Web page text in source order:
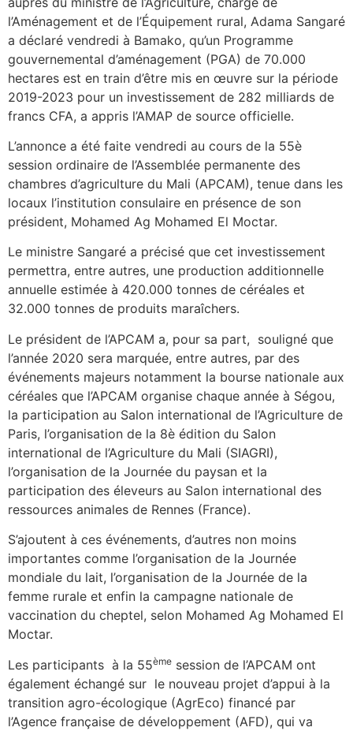
l’Aménagement et de l’Équipement rural, Adama Sangaré
a déclaré vendredi à Bamako, qu’un Programme
gouvernemental d’aménagement (PGA) de 70.000
hectares est en train d’être mis en œuvre sur la période
2019-2023 pour un investissement de 282 milliards de
francs CFA, a appris l’AMAP de source officielle.
L’annonce a été faite vendredi au cours de la 55è
session ordinaire de l’Assemblée permanente des
chambres d’agriculture du Mali (APCAM), tenue dans les
locaux l’institution consulaire en présence de son
président, Mohamed Ag Mohamed El Moctar.
Le ministre Sangaré a précisé que cet investissement
permettra, entre autres, une production additionnelle
annuelle estimée à 420.000 tonnes de céréales et
32.000 tonnes de produits maraîchers.
Le président de l’APCAM a, pour sa part, souligné que
l’année 2020 sera marquée, entre autres, par des
événements majeurs notamment la bourse nationale aux
céréales que l’APCAM organise chaque année à Ségou,
la participation au Salon international de l’Agriculture de
Paris, l’organisation de la 8è édition du Salon
international de l’Agriculture du Mali (SIAGRI),
l’organisation de la Journée du paysan et la
participation des éleveurs au Salon international des
ressources animales de Rennes (France).
S’ajoutent à ces événements, d’autres non moins
importantes comme l’organisation de la Journée
mondiale du lait, l’organisation de la Journée de la
femme rurale et enfin la campagne nationale de
vaccination du cheptel, selon Mohamed Ag Mohamed El
Moctar.
Les participants à la 55ème session de l’APCAM ont
également échangé sur le nouveau projet d’appui à la
transition agro-écologique (AgrEco) financé par
l’Agence française de développement (AFD), qui va